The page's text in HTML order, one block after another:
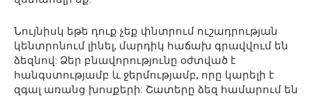
Նույնիսկ եթե դուք չեք փնտրում ուշադրության
կենտրոնում լինել, մարդիկ հաճախ գրավվում են
ձեզնով: Ձեր բնավորությունը օժտված է
հանգստությամբ և ջերմությամբ, որը կարելի է
զգալ առանց խոսքերի: Շատերը ձեզ համարում են